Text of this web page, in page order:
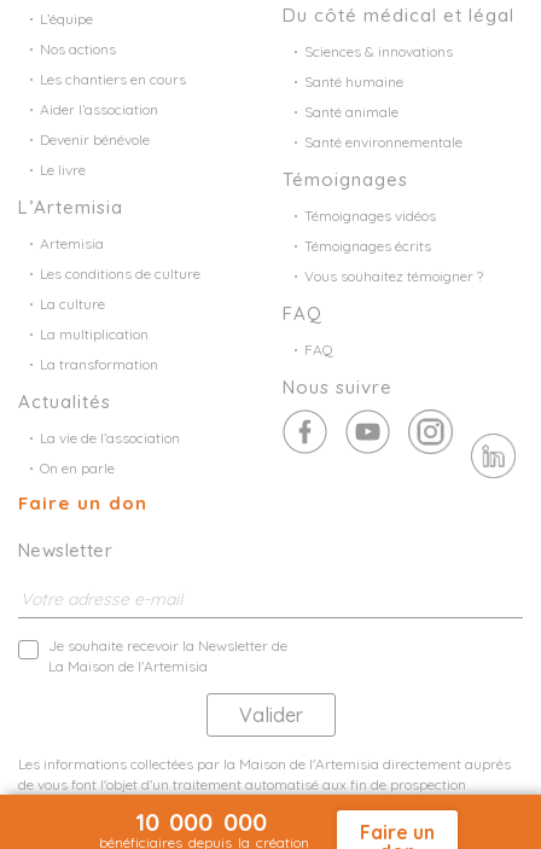
L’équipe
Nos actions
Les chantiers en cours
Aider l’association
Devenir bénévole
Le livre
L’Artemisia
Artemisia
Les conditions de culture
La culture
La multiplication
La transformation
Actualités
La vie de l’association
On en parle
Faire un don
Du côté médical et légal
Sciences & innovations
Santé humaine
Santé animale
Santé environnementale
Témoignages
Témoignages vidéos
Témoignages écrits
Vous souhaitez témoigner ?
FAQ
FAQ
Nous suivre
Newsletter
Je souhaite recevoir la Newsletter de
La Maison de l'Artemisia
Les informations collectées par la Maison de l'Artemisia directement auprès
de vous font l'objet d'un traitement automatisé aux fin de prospection
10 000 000
bénéficiaires depuis la création
Faire un